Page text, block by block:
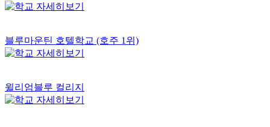
블루마운틴 호텔학교 (호주 1위)
윌리엄블루 컬리지